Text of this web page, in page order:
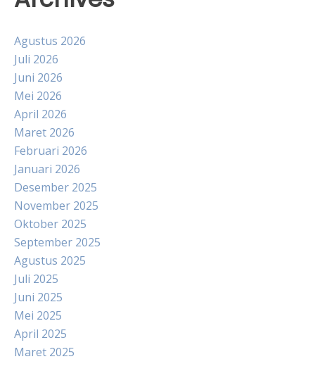
Agustus 2026
Juli 2026
Juni 2026
Mei 2026
April 2026
Maret 2026
Februari 2026
Januari 2026
Desember 2025
November 2025
Oktober 2025
September 2025
Agustus 2025
Juli 2025
Juni 2025
Mei 2025
April 2025
Maret 2025